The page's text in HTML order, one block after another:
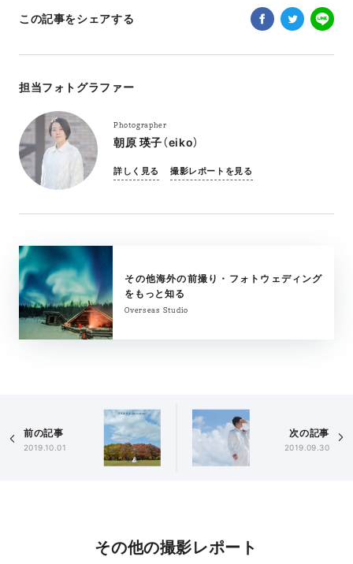
この記事をシェアする
担当フォトグラファー
Photographer
朝原 瑛子（eiko）
詳しく見る 撮影レポートを見る
その他海外の前撮り・フォトウェディング
をもっと知る
Overseas Studio
前の記事
2019.10.01
次の記事
2019.09.30
その他の撮影レポート